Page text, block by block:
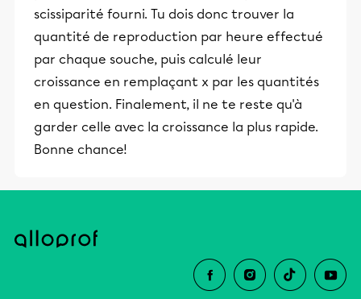
scissiparité fourni. Tu dois donc trouver la
quantité de reproduction par heure effectué
par chaque souche, puis calculé leur
croissance en remplaçant x par les quantités
en question. Finalement, il ne te reste qu'à
garder celle avec la croissance la plus rapide.
Bonne chance!